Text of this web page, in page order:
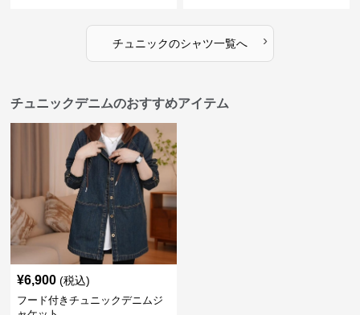
チュニックのシャツ一覧へ ›
チュニックデニムのおすすめアイテム
¥6,900 (税込)
フード付きチュニックデニムジ